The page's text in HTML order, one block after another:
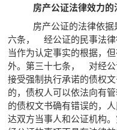
房产公证法律效力的
房产公证的法律依据
六条， 经公证的民事法律
当作为认定事实的根据，
外。第三十七条， 对经公
接受强制执行承诺的债权
的，债权人可以依法向有
的债权文书确有错误的，
达双方当事人和公证机构